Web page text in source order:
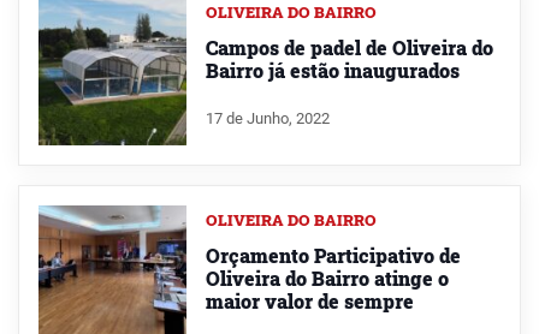
OLIVEIRA DO BAIRRO
Campos de padel de Oliveira do
Bairro já estão inaugurados
17 de Junho, 2022
OLIVEIRA DO BAIRRO
Orçamento Participativo de
Oliveira do Bairro atinge o
maior valor de sempre